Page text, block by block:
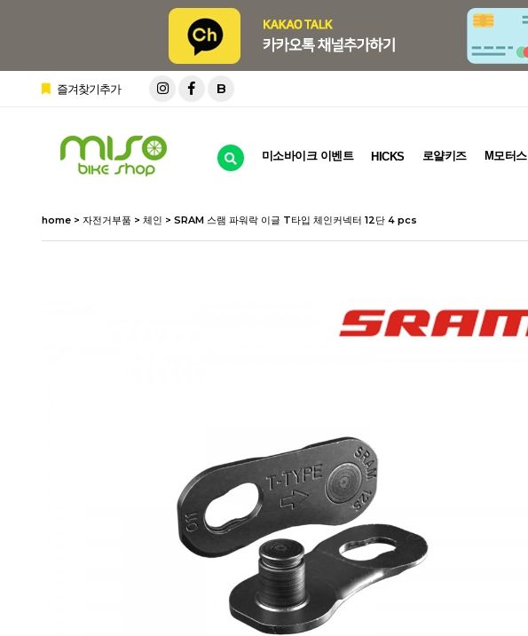
즐겨찾기추가 B
미소바이크 이벤트 HICKS 로얄키즈 M모터스
home > 자전거부품 > 체인 > SRAM 스램 파워락 이글 T타입 체인커넥터 12단 4 pcs